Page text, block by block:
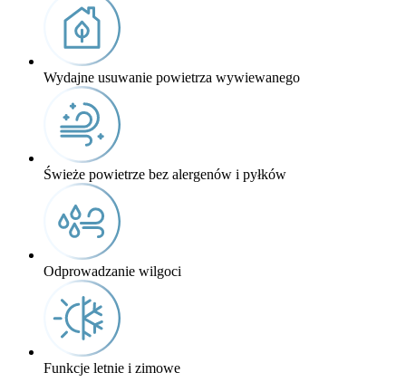
Wydajne usuwanie powietrza wywiewanego
Świeże powietrze bez alergenów i pyłków
Odprowadzanie wilgoci
Funkcje letnie i zimowe